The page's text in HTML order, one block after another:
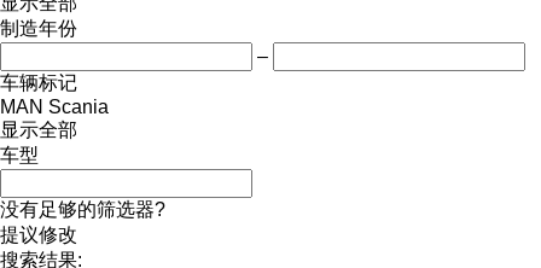
制造年份
–
车辆标记
MAN Scania
显示全部
车型
没有足够的筛选器?
提议修改
搜索结果: